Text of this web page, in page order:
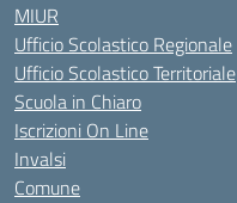
MIUR
Ufficio Scolastico Regionale
Ufficio Scolastico Territoriale
Scuola in Chiaro
Iscrizioni On Line
Invalsi
Comune